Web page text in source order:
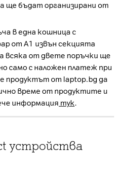
ще бъдат организирани от
в една кошница с
от А1 извън секцията
всяка от двете поръчки ще
само с наложен платеж при
продуктът от laptop.bg да
време от продуктите и
информация тук.
устройства